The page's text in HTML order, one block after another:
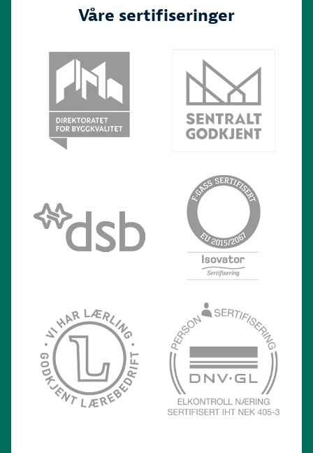
Våre sertifiseringer